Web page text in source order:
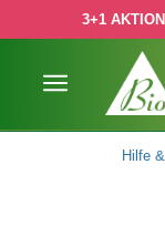
Hauptinhalt springen
Zur Suche springen
Zur 3+1 AKTION
Hilfe